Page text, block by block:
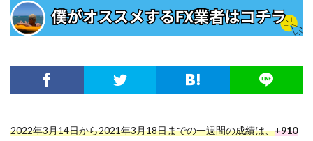
2022年3月14日から2021年3月18日までの一週間の成績は、+910